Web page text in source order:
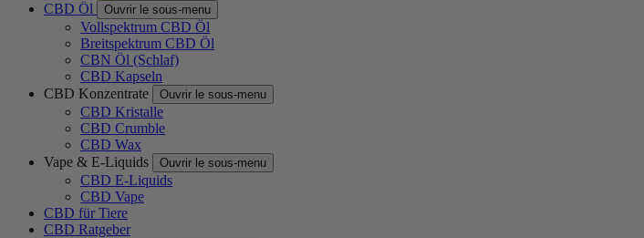
CBD Öl
Ouvrir le sous-menu
Vollspektrum CBD Öl
Breitspektrum CBD Öl
CBN Öl (Schlaf)
CBD Kapseln
CBD Konzentrate
Ouvrir le sous-menu
CBD Kristalle
CBD Crumble
CBD Wax
Vape & E-Liquids
Ouvrir le sous-menu
CBD E-Liquids
CBD Vape
CBD für Tiere
CBD Ratgeber